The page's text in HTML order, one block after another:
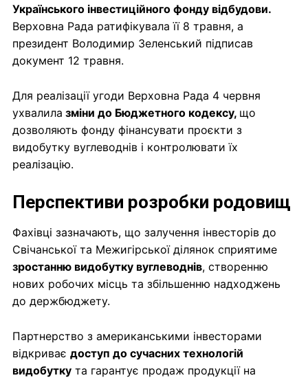
Українського інвестиційного фонду відбудови.
Верховна Рада ратифікувала її 8 травня, а
президент Володимир Зеленський підписав
документ 12 травня.
Для реалізації угоди Верховна Рада 4 червня
ухвалила зміни до Бюджетного кодексу, що
дозволяють фонду фінансувати проєкти з
видобутку вуглеводнів і контролювати їх
реалізацію.
Перспективи розробки родовищ
Фахівці зазначають, що залучення інвесторів до
Свічанської та Межигірської ділянок сприятиме
зростанню видобутку вуглеводнів, створенню
нових робочих місць та збільшенню надходжень
до держбюджету.
Партнерство з американськими інвесторами
відкриває доступ до сучасних технологій
видобутку та гарантує продаж продукції на